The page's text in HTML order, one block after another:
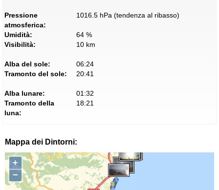
Pressione
atmosferica:
1016.5 hPa (tendenza al ribasso)
Umidità:
64 %
Visibilità:
10 km
Alba del sole:
06:24
Tramonto del sole:
20:41
Alba lunare:
01:32
Tramonto della
luna:
18:21
Mappa dei Dintorni:
+
−